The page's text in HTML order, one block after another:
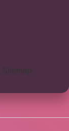
Sitemap